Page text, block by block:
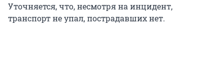
Уточняется, что, несмотря на инцидент,
транспорт не упал, пострадавших нет.